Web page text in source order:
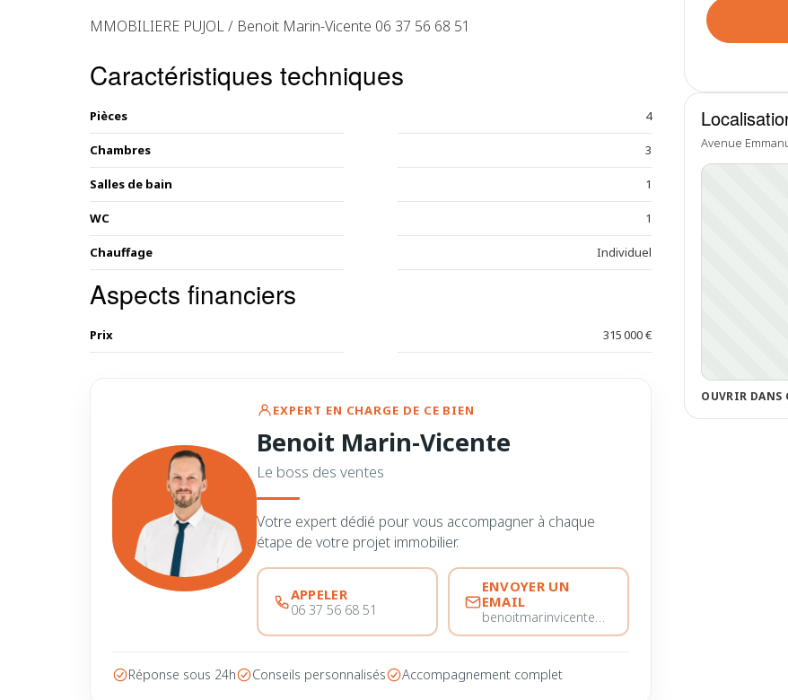
Avenue
OUVRIR DANS
MMOBILIERE PUJOL / Benoit Marin-Vicente 06 37 56 68 51
Caractéristiques techniques
Pièces 4
Chambres 3
Salles de bain 1
WC 1
Chauffage Individuel
Aspects financiers
Prix 315 000 €
EXPERT EN CHARGE DE CE BIEN
Benoit Marin-Vicente
Le boss des ventes
Votre expert dédié pour vous accompagner à chaque
étape de votre projet immobilier.
APPELER
06 37 56 68 51
ENVOYER UN
EMAIL
benoitmarinvicente@immobiliere-pujol.fr
Réponse sous 24h Conseils personnalisés Accompagnement complet